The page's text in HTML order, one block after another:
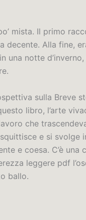
mista. Il primo
decente. Alla fine,
una notte d’inverno,
sulla Breve
libro, l’arte
che
e si svolge
e coesa. C’è una
leggere pdf
ballo.